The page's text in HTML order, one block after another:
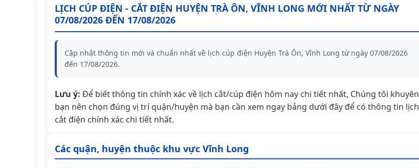
LỊCH CÚP ĐIỆN - CẮT ĐIỆN HUYỆN TRÀ ÔN, VĨNH LONG MỚI NHẤT TỪ NGÀY
07/08/2026 ĐẾN 17/08/2026
Cập nhật thông tin mới và chuẩn nhất về lịch cúp điện Huyện Trà Ôn, Vĩnh Long từ ngày 07/08/2026
đến 17/08/2026.
Lưu ý: Để biết thông tin chính xác về lịch cắt/cúp điện hôm nay chi tiết nhất, Chúng tôi khuyên
bạn nên chọn đúng vị trí quận/huyện mà bạn cần xem ngay bảng dưới đây để có thông tin lịch
cắt điện chính xác chi tiết nhất.
Các quận, huyện thuộc khu vực Vĩnh Long